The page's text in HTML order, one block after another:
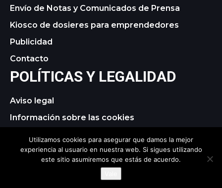
Envío de Notas y Comunicados de Prensa
Kiosco de dosieres para emprendedores
Publicidad
Contacto
POLÍTICAS Y LEGALIDAD
Aviso legal
Información sobre las cookies
© 2021 tagDiv. All Rights Reserved. Made with Newspaper
Utilizamos cookies para asegurar que damos la mejor
experiencia al usuario en nuestra web. Si sigues utilizando
este sitio asumiremos que estás de acuerdo.